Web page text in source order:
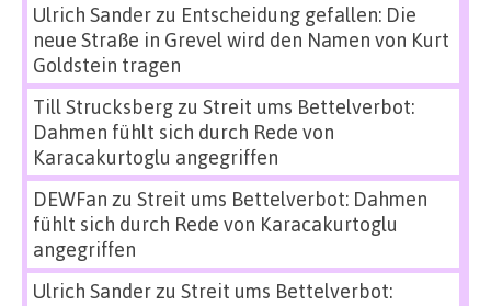
Ulrich Sanderzu Entscheidung gefallen: Die
neue Straße in Grevel wird den Namen von Kurt
Goldstein tragen
Till Strucksbergzu Streit ums Bettelverbot:
Dahmen fühlt sich durch Rede von
Karacakurtoglu angegriffen
DEWFan zu Streit ums Bettelverbot: Dahmen
fühlt sich durch Rede von Karacakurtoglu
angegriffen
Ulrich Sanderzu Streit ums Bettelverbot: